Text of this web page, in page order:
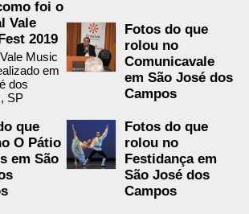
foi o
Vale
2019
Music
em
dos
SP
Fotos do que
rolou no
Comunicavale
em São José dos
Campos
que
O Pátio
em São
Fotos do que
rolou no
Festidança em
São José dos
Campos